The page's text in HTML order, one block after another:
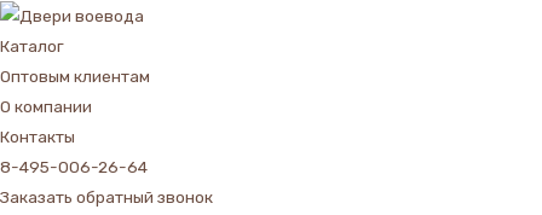
Каталог
Оптовым клиентам
О компании
Контакты
8-495-006-26-64
Заказать обратный звонок